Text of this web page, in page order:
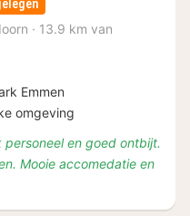
€
· 13.9 km van
Emmen
omgeving
personeel en goed ontbijt.
Mooie accomedatie en